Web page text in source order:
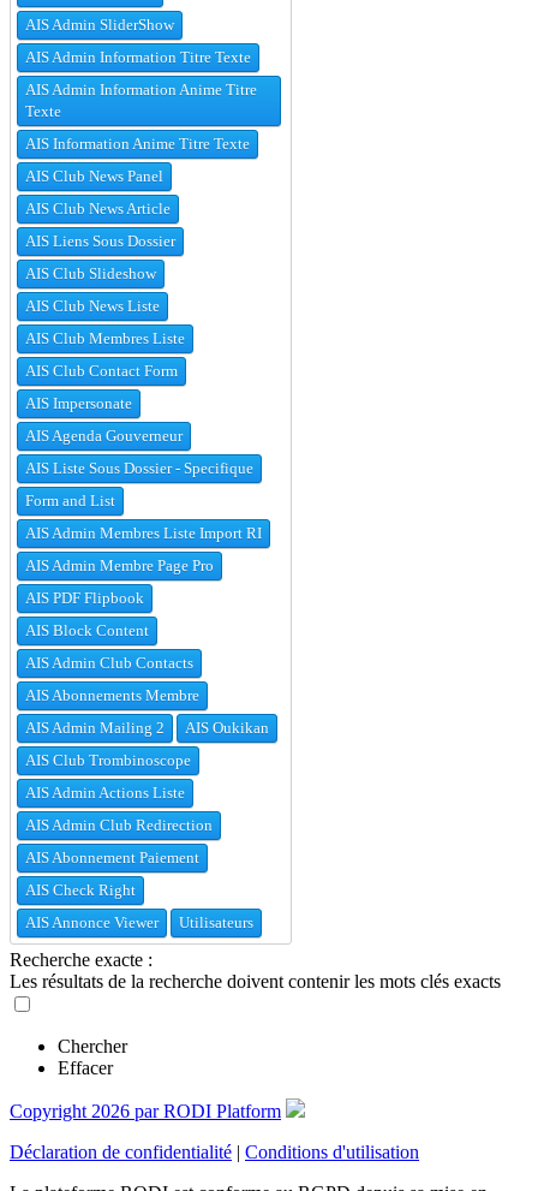
AIS Admin SliderShow
AIS Admin Information Titre Texte
AIS Admin Information Anime Titre
Texte
AIS Information Anime Titre Texte
AIS Club News Panel
AIS Club News Article
AIS Liens Sous Dossier
AIS Club Slideshow
AIS Club News Liste
AIS Club Membres Liste
AIS Club Contact Form
AIS Impersonate
AIS Agenda Gouverneur
AIS Liste Sous Dossier - Specifique
Form and List
AIS Admin Membres Liste Import RI
AIS Admin Membre Page Pro
AIS PDF Flipbook
AIS Block Content
AIS Admin Club Contacts
AIS Abonnements Membre
AIS Admin Mailing 2
AIS Oukikan
AIS Club Trombinoscope
AIS Admin Actions Liste
AIS Admin Club Redirection
AIS Abonnement Paiement
AIS Check Right
AIS Annonce Viewer
Utilisateurs
Recherche exacte :
Les résultats de la recherche doivent contenir les mots clés exacts
Chercher
Effacer
Copyright 2026 par RODI Platform
Déclaration de confidentialité | Conditions d'utilisation